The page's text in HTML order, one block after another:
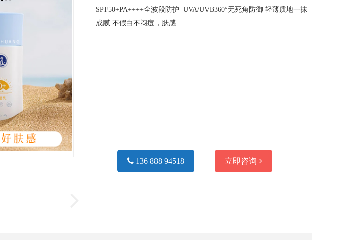
SPF50+PA++++全波段防护 UVA/UVB360°无死角防御 轻薄质地一抹
成膜 不假白不闷痘，肤感···
136 888 94518 立即咨询